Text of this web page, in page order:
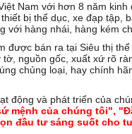
Nam với hơn 8 năm kinh
bị thể dục, xe đạp tập,
với hàng nhái, hàng kém
được bán ra tại Siêu thị
tờ, nguồn gốc, xuất xứ rõ
chủng loại, hay chính
động và phát triển của
mệnh của chúng tôi",
đầu tư sáng suốt cho